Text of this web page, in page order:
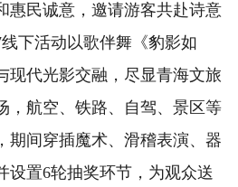
民诚意，邀请游客共赴诗意
下活动以歌伴舞《豹影如
现代光影交融，尽显青海文旅
，航空、铁路、自驾、景区等
期间穿插魔术、滑稽表演、器
设置6轮抽奖环节，为观众送